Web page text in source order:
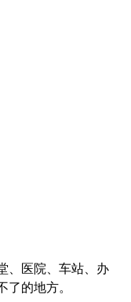
、医院、车站、办
了的地方。